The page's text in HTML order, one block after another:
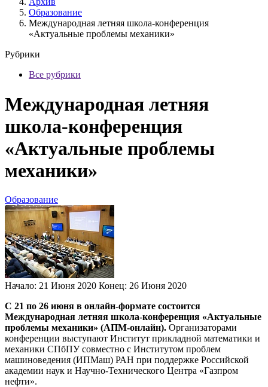
Образование
Международная летняя школа-конференция
«Актуальные проблемы механики»
Рубрики
Все рубрики
Международная летняя
школа-конференция
«Актуальные проблемы
механики»
Образование
Начало: 21 Июня 2020 Конец: 26 Июня 2020
С 21 по 26 июня в онлайн-формате состоится
Международная летняя школа-конференция «Актуальные
проблемы механики» (АПМ-онлайн). Организаторами
конференции выступают Институт прикладной математики и
механики СПбПУ совместно с Институтом проблем
машиноведения (ИПМаш) РАН при поддержке Российской
академии наук и Научно-Технического Центра «Газпром
нефти».